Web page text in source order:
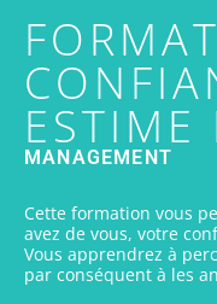
ESTIME
MANAGEMENT
Cette formation vous
avez de vous, votre
Vous apprendrez à
par conséquent à les